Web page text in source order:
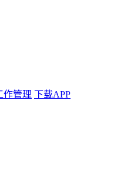
作管理 下载APP